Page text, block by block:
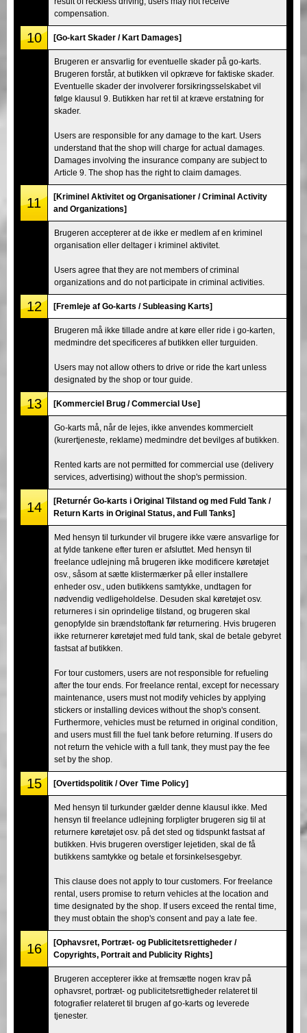
compensation.
10 [Go-kart Skader / Kart Damages]
Brugeren er ansvarlig for eventuelle skader på go-karts.
Brugeren forstår, at butikken vil opkræve for faktiske skader.
Eventuelle skader der involverer forsikringsselskabet vil
følge klausul 9. Butikken har ret til at kræve erstatning for
skader.
Users are responsible for any damage to the kart. Users
understand that the shop will charge for actual damages.
Damages involving the insurance company are subject to
Article 9. The shop has the right to claim damages.
11
[Kriminel Aktivitet og Organisationer / Criminal Activity
and Organizations]
Brugeren accepterer at de ikke er medlem af en kriminel
organisation eller deltager i kriminel aktivitet.
Users agree that they are not members of criminal
organizations and do not participate in criminal activities.
12 [Fremleje af Go-karts / Subleasing Karts]
Brugeren må ikke tillade andre at køre eller ride i go-karten,
medmindre det specificeres af butikken eller turguiden.
Users may not allow others to drive or ride the kart unless
designated by the shop or tour guide.
13 [Kommerciel Brug / Commercial Use]
Go-karts må, når de lejes, ikke anvendes kommercielt
(kurertjeneste, reklame) medmindre det bevilges af butikken.
Rented karts are not permitted for commercial use (delivery
services, advertising) without the shop's permission.
14
[Returnér Go-karts i Original Tilstand og med Fuld Tank /
Return Karts in Original Status, and Full Tanks]
Med hensyn til turkunder vil brugere ikke være ansvarlige for
at fylde tankene efter turen er afsluttet. Med hensyn til
freelance udlejning må brugeren ikke modificere køretøjet
osv., såsom at sætte klistermærker på eller installere
enheder osv., uden butikkens samtykke, undtagen for
nødvendig vedligeholdelse. Desuden skal køretøjet osv.
returneres i sin oprindelige tilstand, og brugeren skal
genopfylde sin brændstoftank før returnering. Hvis brugeren
ikke returnerer køretøjet med fuld tank, skal de betale gebyret
fastsat af butikken.
For tour customers, users are not responsible for refueling
after the tour ends. For freelance rental, except for necessary
maintenance, users must not modify vehicles by applying
stickers or installing devices without the shop's consent.
Furthermore, vehicles must be returned in original condition,
and users must fill the fuel tank before returning. If users do
not return the vehicle with a full tank, they must pay the fee
set by the shop.
15 [Overtidspolitik / Over Time Policy]
Med hensyn til turkunder gælder denne klausul ikke. Med
hensyn til freelance udlejning forpligter brugeren sig til at
returnere køretøjet osv. på det sted og tidspunkt fastsat af
butikken. Hvis brugeren overstiger lejetiden, skal de få
butikkens samtykke og betale et forsinkelsesgebyr.
This clause does not apply to tour customers. For freelance
rental, users promise to return vehicles at the location and
time designated by the shop. If users exceed the rental time,
they must obtain the shop's consent and pay a late fee.
16
[Ophavsret, Portræt- og Publicitetsrettigheder /
Copyrights, Portrait and Publicity Rights]
Brugeren accepterer ikke at fremsætte nogen krav på
ophavsret, portræt- og publicitetsrettigheder relateret til
fotografier relateret til brugen af go-karts og leverede
tjenester.